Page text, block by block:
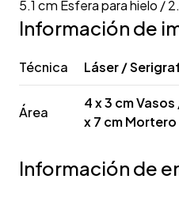
5.1 cm Esfera para hielo /
Información de
Técnica Láser /
Área
4 x 3 cm Vasos
x 7 cm Mortero
Información de